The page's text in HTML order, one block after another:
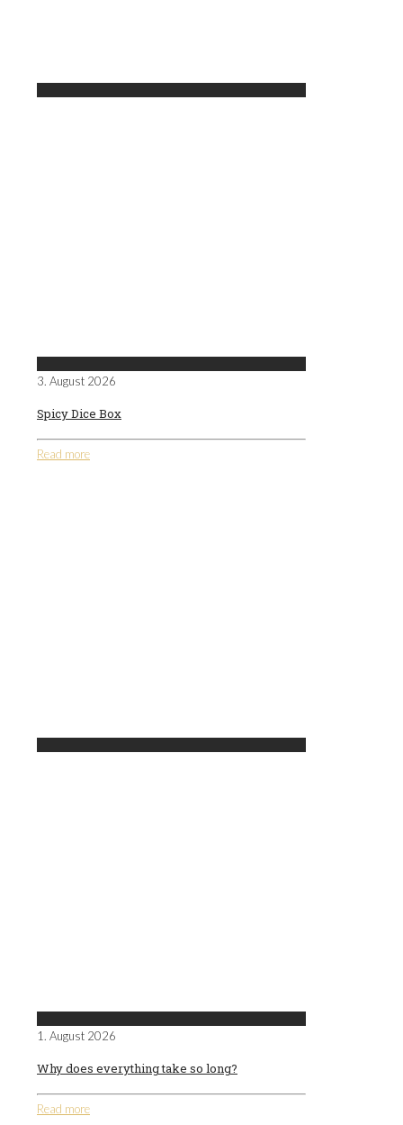
3. August 2026
Spicy Dice Box
Read more
1. August 2026
Why does everything take so long?
Read more